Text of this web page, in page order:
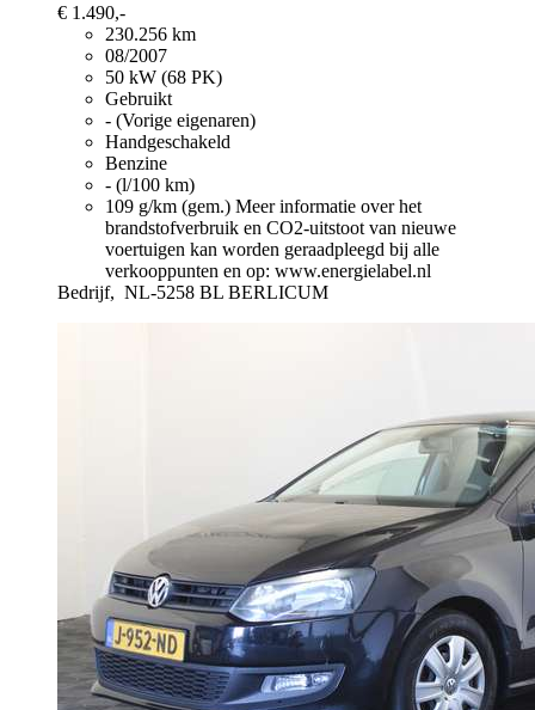
€ 1.490,-
230.256 km
08/2007
50 kW (68 PK)
Gebruikt
- (Vorige eigenaren)
Handgeschakeld
Benzine
- (l/100 km)
109 g/km (gem.) Meer informatie over het
brandstofverbruik en CO2-uitstoot van nieuwe
voertuigen kan worden geraadpleegd bij alle
verkooppunten en op: www.energielabel.nl
Bedrijf, NL-5258 BL BERLICUM